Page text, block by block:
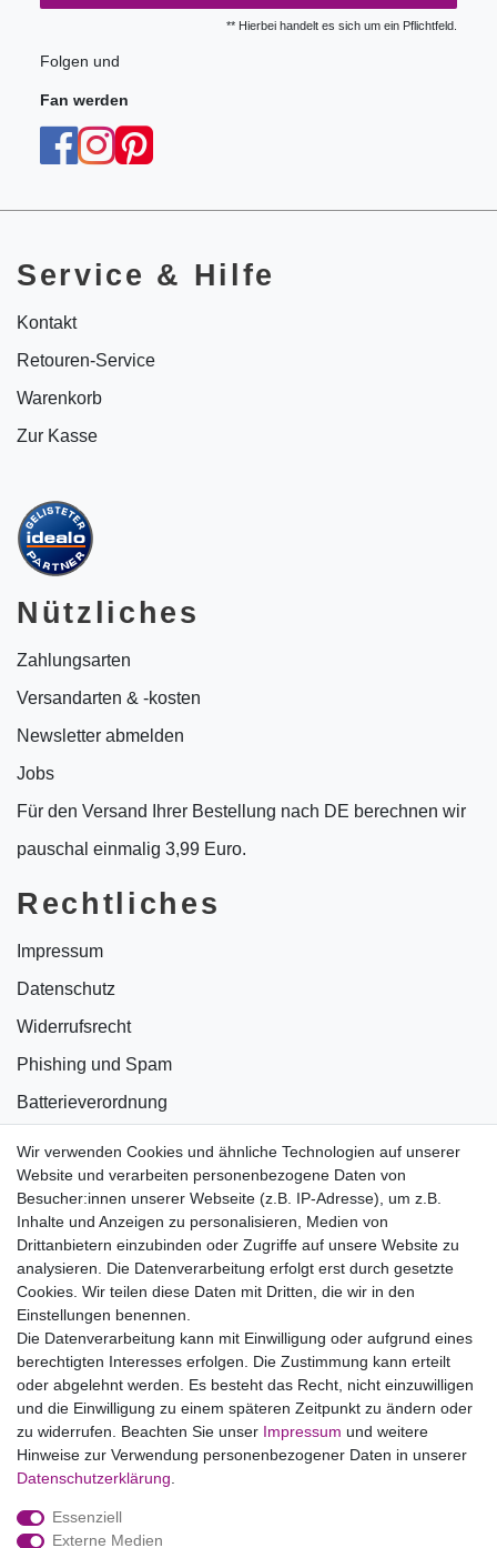
Wir verwenden Cookies und ähnliche Technologien auf unserer
Website und verarbeiten personenbezogene Daten von
Besucher:innen unserer Webseite (z.B. IP-Adresse), um z.B.
Inhalte und Anzeigen zu personalisieren, Medien von
Drittanbietern einzubinden oder Zugriffe auf unsere Website zu
analysieren. Die Datenverarbeitung erfolgt erst durch gesetzte
Cookies. Wir teilen diese Daten mit Dritten, die wir in den
Einstellungen benennen.
Die Datenverarbeitung kann mit Einwilligung oder aufgrund eines
berechtigten Interesses erfolgen. Die Zustimmung kann erteilt
oder abgelehnt werden. Es besteht das Recht, nicht einzuwilligen
und die Einwilligung zu einem späteren Zeitpunkt zu ändern oder
zu widerrufen. Beachten Sie unser Impressum und weitere
Hinweise zur Verwendung personenbezogener Daten in unserer
Daten­schutz­erklärung
Essenziell
Externe Medien
** Hierbei handelt es sich um ein Pflichtfeld.
Folgen und
Fan werden
Service & Hilfe
Kontakt
Retouren-Service
Warenkorb
Zur Kasse
Nützliches
Zahlungsarten
Versandarten & -kosten
Newsletter abmelden
Jobs
Für den Versand Ihrer Bestellung nach DE berechnen wir
pauschal einmalig 3,99 Euro.
Rechtliches
Impressum
Datenschutz
Widerrufsrecht
Phishing und Spam
Batterieverordnung
Bildnachweise
AGB
Vertrag widerrufen
B2BKunden
Zum Händlerbereich
PrivatKunden
Neukundenanmeldung
Mein Konto